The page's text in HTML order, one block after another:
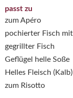
passt zu
zum Apéro
pochierter Fisch
gegrillter Fisch
Geflügel helle Soße
Helles Fleisch (Kalb)
zum Risotto